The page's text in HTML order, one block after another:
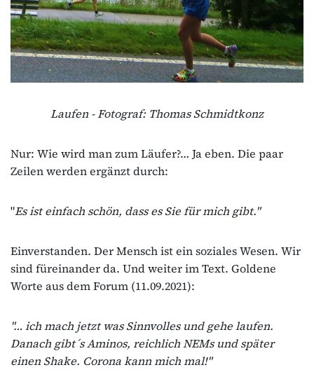
Laufen - Fotograf: Thomas Schmidtkonz
Nur: Wie wird man zum Läufer?… Ja eben. Die paar
Zeilen werden ergänzt durch:
"Es ist einfach schön, dass es Sie für mich gibt."
Einverstanden. Der Mensch ist ein soziales Wesen. Wir
sind füreinander da. Und weiter im Text. Goldene
Worte aus dem Forum (11.09.2021):
"… ich mach jetzt was Sinnvolles und gehe laufen.
Danach gibt´s Aminos, reichlich NEMs und später
einen Shake. Corona kann mich mal!"